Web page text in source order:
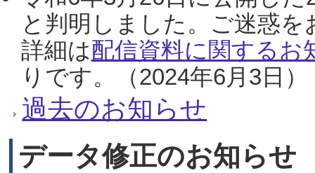
と判明しました。ご迷惑
詳細は配信資料に関するお
りです。（2024年6月3日）
過去のお知らせ
データ修正のお知らせ